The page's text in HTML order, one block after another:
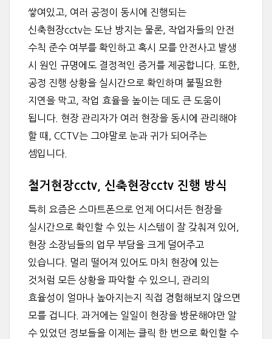
쌓여있고, 여러 공정이 동시에 진행되는
신축현장cctv는 도난 방지는 물론, 작업자들의 안전
수칙 준수 여부를 확인하고 혹시 모를 안전사고 발생
시 원인 규명에도 결정적인 증거를 제공합니다. 또한,
공정 진행 상황을 실시간으로 확인하며 불필요한
지연을 막고, 작업 효율을 높이는 데도 큰 도움이
됩니다. 현장 관리자가 여러 현장을 동시에 관리해야
할 때, CCTV는 그야말로 눈과 귀가 되어주는
셈입니다.
철거현장cctv, 신축현장cctv 진행 방식
특히 요즘은 스마트폰으로 언제 어디서든 현장을
실시간으로 확인할 수 있는 시스템이 잘 갖춰져 있어,
현장 소장님들의 업무 부담을 크게 덜어주고
있습니다. 멀리 떨어져 있어도 마치 현장에 있는
것처럼 모든 상황을 파악할 수 있으니, 관리의
효율성이 얼마나 높아지는지 직접 경험해보지 않으면
모를 겁니다. 과거에는 일일이 현장을 방문해야만 알
수 있었던 정보들을 이제는 클릭 한 번으로 확인할 수